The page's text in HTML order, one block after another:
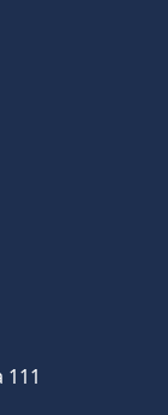
111